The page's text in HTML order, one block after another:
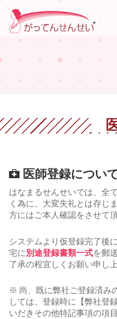
医師登録につい
はなまるせんせいでは、全
く為に、大変失礼とは存じ
方にはご本人確認をさせて
システムより仮登録完了後
宅に 別途登録書類一式を郵
了承の程宜しくお願い申し
※ 尚、既に弊社ご登録済み
しては、登録時に【弊社登
いだきその他特記事項の項